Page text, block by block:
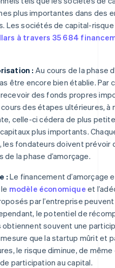
plus importantes dans des
Les sociétés de capital-risque
à travers 35 684
: Au cours de la phase
être encore bien établie. Par
des fonds propres
des étapes ultérieures, à
celle-ci cédera de plus
plus importants.
les fondateurs doivent prévoir
de la phase d’amorçage.
: Le financement d’amorçage
modèle économique et
par l’entreprise
le potentiel de
souvent une
que la startup mûrit et
le risque diminue, de
participation au capital.